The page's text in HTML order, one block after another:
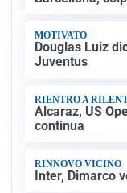
MOTIVATO
Douglas Luiz
Juventus
RIENTRO A
Alcaraz, US
continua
RINNOVO VICINO
Inter, Dimarco